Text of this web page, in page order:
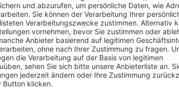
:
( :  )
FC Phönix Mch
59 59 0 0
-:- FC Phönix Mch
-